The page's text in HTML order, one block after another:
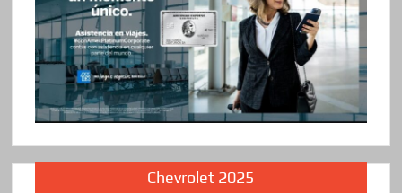
Chevrolet 2025